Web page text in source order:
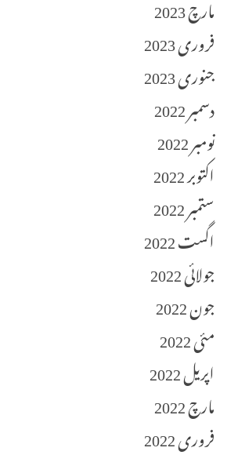
مارچ 2023
فروری 2023
جنوری 2023
دسمبر 2022
نومبر 2022
اکتوبر 2022
ستمبر 2022
اگست 2022
جولائی 2022
جون 2022
مئی 2022
اپریل 2022
مارچ 2022
فروری 2022